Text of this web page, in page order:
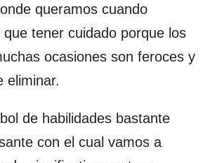
queramos cuando
tener cuidado porque los
ocasiones son feroces y
eliminar.
de habilidades bastante
con el cual vamos a